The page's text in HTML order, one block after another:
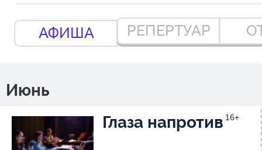
АФИША РЕПЕРТУАР
Июнь
Глаза напротив 16+